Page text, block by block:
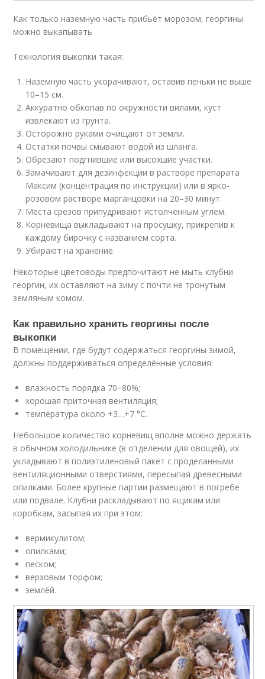
Как только наземную часть прибьёт морозом, георгины
можно выкапывать
Технология выкопки такая:
Наземную часть укорачивают, оставив пеньки не выше
10–15 см.
Аккуратно обкопав по окружности вилами, куст
извлекают из грунта.
Осторожно руками очищают от земли.
Остатки почвы смывают водой из шланга.
Обрезают подгнившие или высохшие участки.
Замачивают для дезинфекции в растворе препарата
Максим (концентрация по инструкции) или в ярко-
розовом растворе марганцовки на 20–30 минут.
Места срезов припудривают истолчённым углем.
Корневища выкладывают на просушку, прикрепив к
каждому бирочку с названием сорта.
Убирают на хранение.
Некоторые цветоводы предпочитают не мыть клубни
георгин, их оставляют на зиму с почти не тронутым
земляным комом.
Как правильно хранить георгины после
выкопки
В помещении, где будут содержаться георгины зимой,
должны поддерживаться определённые условия:
влажность порядка 70–80%;
хорошая приточная вентиляция;
температура около +3…+7 °C.
Небольшое количество корневищ вполне можно держать
в обычном холодильнике (в отделении для овощей), их
укладывают в полиэтиленовый пакет с проделанными
вентиляционными отверстиями, пересыпая древесными
опилками. Более крупные партии размещают в погребе
или подвале. Клубни раскладывают по ящикам или
коробкам, засыпая их при этом:
вермикулитом;
опилками;
песком;
верховым торфом;
землёй.